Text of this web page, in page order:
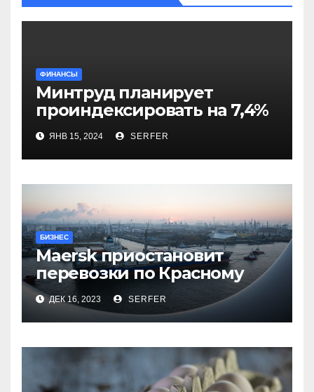
ФИНАНСЫ
Минтруд планирует
проиндексировать на 7,4%
более 40 выплат и
компенсаций
ЯНВ 15, 2024 SERFER
БИЗНЕС
Maersk приостановит
перевозки по Красному
морю после атак хуситов
ДЕК 16, 2023 SERFER